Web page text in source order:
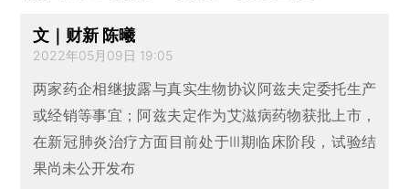
文｜财新 陈曦
2022年05月09日 19:05
两家药企相继披露与真实生物协议阿兹夫定委托生产
或经销等事宜；阿兹夫定作为艾滋病药物获批上市，
在新冠肺炎治疗方面目前处于III期临床阶段，试验结
果尚未公开发布